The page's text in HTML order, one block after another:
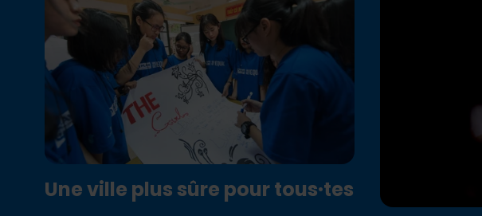
Une ville plus sûre pour tous·tes